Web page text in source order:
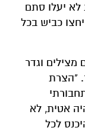
לא יעלו סתם
כביש בכל
מצילים וגדר
"הצרת
אטית, לא
לכל